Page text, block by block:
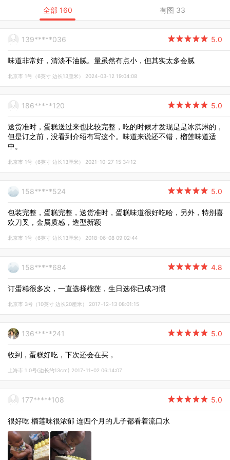
139*****036 5.0

味道非常好，清淡不油腻。量虽然有点小，但其实太多会腻
北京市 1号（6英寸 边长13厘米） 2024-03-12 19:04:08
186*****120 5.0

送货准时，蛋糕送过来也比较完整，吃的时候才发现是是冰淇淋的，
但是订之前，没看到介绍有写这个。味道来说还不错，榴莲味道适
中。
北京市 1号（6英寸 边长13厘米） 2021-10-27 15:34:12
158*****524 5.0

包装完整，蛋糕完整，送货准时，蛋糕味道很好吃哈，另外，特别喜
欢刀叉，金属质感，造型新颖
北京市 1号（6英寸 边长13厘米） 2018-06-08 09:02:44
158*****684 4.8

订蛋糕很多次，一直选择榴莲，生日选你已成习惯
北京市 3号（10英寸 边长20厘米） 2017-12-13 08:01:15
136*****241 5.0

收到，蛋糕好吃，下次还会在买，
上海市 1.0号(边长约13cm) 2017-11-02 06:14:07
177*****108 5.0

很好吃 榴莲味很浓郁 连四个月的儿子都看着流口水
全部 160 有图 33